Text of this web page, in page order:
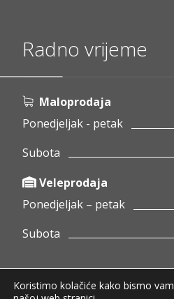
Radno vrijeme
Maloprodaja
Ponedjeljak - petak
Subota
Veleprodaja
Ponedjeljak – petak
Subota
Koristimo kolačiće kako bismo